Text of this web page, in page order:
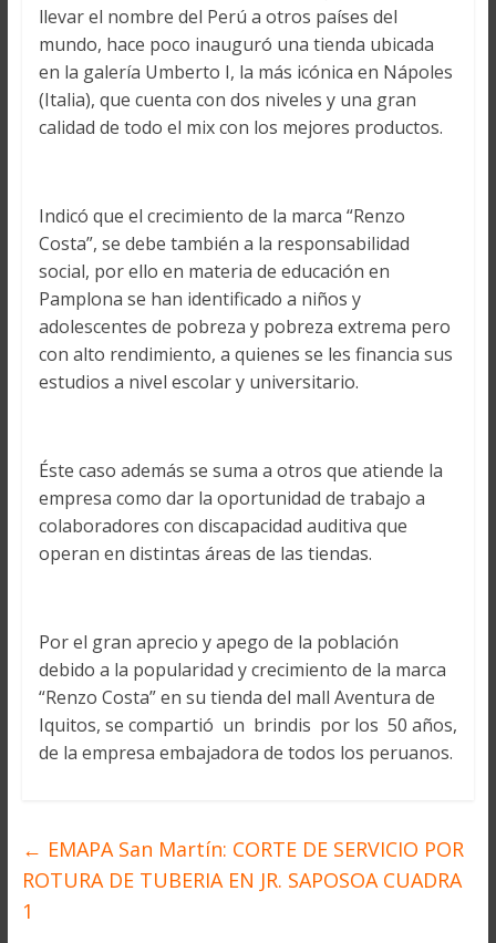
llevar el nombre del Perú a otros países del
mundo, hace poco inauguró una tienda ubicada
en la galería Umberto I, la más icónica en Nápoles
(Italia), que cuenta con dos niveles y una gran
calidad de todo el mix con los mejores productos.
Indicó que el crecimiento de la marca “Renzo
Costa”, se debe también a la responsabilidad
social, por ello en materia de educación en
Pamplona se han identificado a niños y
adolescentes de pobreza y pobreza extrema pero
con alto rendimiento, a quienes se les financia sus
estudios a nivel escolar y universitario.
Éste caso además se suma a otros que atiende la
empresa como dar la oportunidad de trabajo a
colaboradores con discapacidad auditiva que
operan en distintas áreas de las tiendas.
Por el gran aprecio y apego de la población
debido a la popularidad y crecimiento de la marca
“Renzo Costa” en su tienda del mall Aventura de
Iquitos, se compartió un brindis por los 50 años,
de la empresa embajadora de todos los peruanos.
← EMAPA San Martín: CORTE DE SERVICIO POR
ROTURA DE TUBERIA EN JR. SAPOSOA CUADRA
1